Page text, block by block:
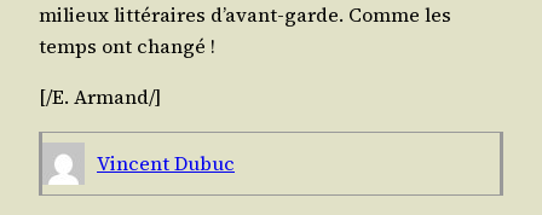
milieux lit­té­raires d’a­vant-garde. Comme les
temps ont changé !
[/​E. Armand/​]
Vincent Dubuc